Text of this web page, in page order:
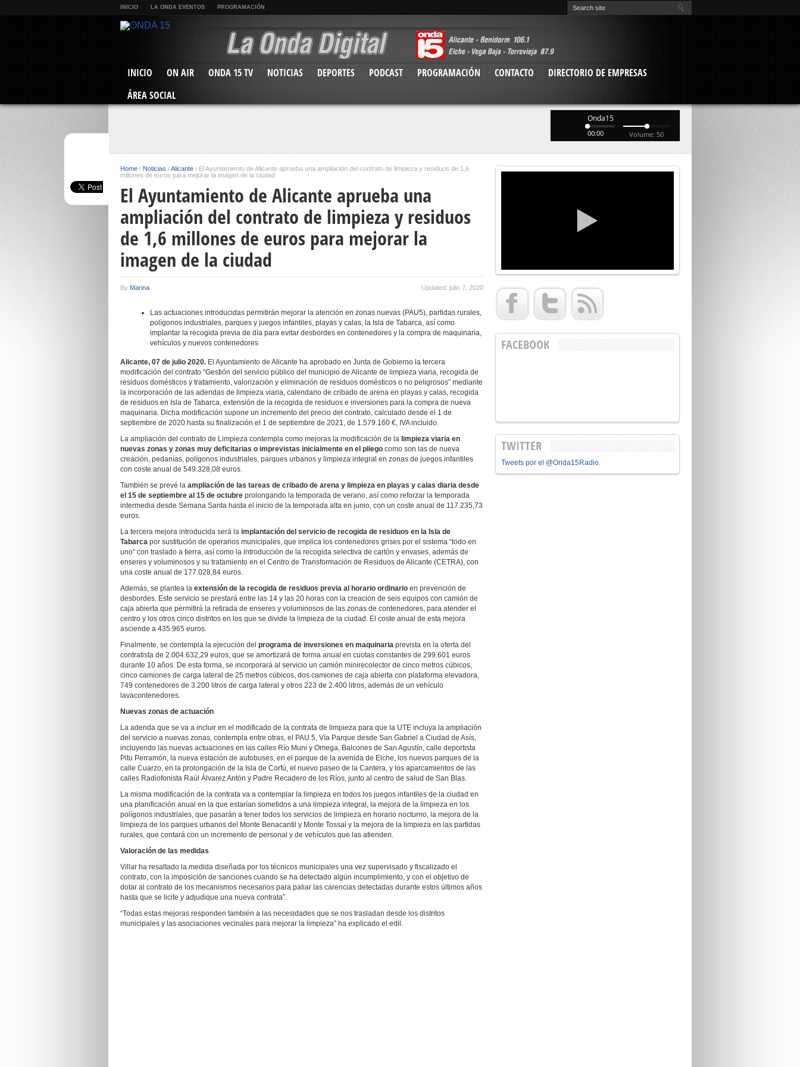
INICIO LA ONDA EVENTOS PROGRAMACIÓN
INICIO ON AIR ONDA 15 TV NOTICIAS DEPORTES PODCAST PROGRAMACIÓN CONTACTO
DIRECTORIO DE EMPRESAS
ÁREA SOCIAL
Onda15
00:00 Volume: 50
Home / Noticias /Alicante / El Ayuntamiento de Alicante aprueba una ampliación del contrato de limpieza y residuos de 1,6
millones de euros para mejorar la imagen de la ciudad
El Ayuntamiento de Alicante aprueba una
ampliación del contrato de limpieza y residuos
de 1,6 millones de euros para mejorar la
imagen de la ciudad
By Marina Updated: julio 7, 2020
Las actuaciones introducidas permitirán mejorar la atención en zonas nuevas (PAU5), partidas rurales,
polígonos industriales, parques y juegos infantiles, playas y calas, la Isla de Tabarca, así como
implantar la recogida previa de día para evitar desbordes en contenedores y la compra de maquinaria,
vehículos y nuevos contenedores
Alicante, 07 de julio 2020. El Ayuntamiento de Alicante ha aprobado en Junta de Gobierno la tercera
modificación del contrato “Gestión del servicio público del municipio de Alicante de limpieza viaria, recogida de
residuos domésticos y tratamiento, valorización y eliminación de residuos domésticos o no peligrosos” mediante
la incorporación de las adendas de limpieza viaria, calendario de cribado de arena en playas y calas, recogida
de residuos en Isla de Tabarca, extensión de la recogida de residuos e inversiones para la compra de nueva
maquinaria. Dicha modificación supone un incremento del precio del contrato, calculado desde el 1 de
septiembre de 2020 hasta su finalización el 1 de septiembre de 2021, de 1.579.160 €, IVA incluido.
La ampliación del contrato de Limpieza contempla como mejoras la modificación de la limpieza viaria en
nuevas zonas y zonas muy deficitarias o imprevistas inicialmente en el pliego como son las de nueva
creación, pedanías, polígonos industriales, parques urbanos y limpieza integral en zonas de juegos infantiles
con coste anual de 549.328,08 euros.
También se prevé la ampliación de las tareas de cribado de arena y limpieza en playas y calas diaria desde
el 15 de septiembre al 15 de octubre prolongando la temporada de verano, así como reforzar la temporada
intermedia desde Semana Santa hasta el inicio de la temporada alta en junio, con un coste anual de 117.235,73
euros.
La tercera mejora introducida será la implantación del servicio de recogida de residuos en la Isla de
Tabarca por sustitución de operarios municipales, que implica los contenedores grises por el sistema “todo en
uno” con traslado a tierra, así como la introducción de la recogida selectiva de cartón y envases, además de
enseres y voluminosos y su tratamiento en el Centro de Transformación de Residuos de Alicante (CETRA), con
una coste anual de 177.028,84 euros.
Además, se plantea la extensión de la recogida de residuos previa al horario ordinario en prevención de
desbordes. Este servicio se prestará entre las 14 y las 20 horas con la creación de seis equipos con camión de
caja abierta que permitirá la retirada de enseres y voluminosos de las zonas de contenedores, para atender el
centro y los otros cinco distritos en los que se divide la limpieza de la ciudad. El coste anual de esta mejora
asciende a 435.965 euros.
Finalmente, se contempla la ejecución del programa de inversiones en maquinaria prevista en la oferta del
contratista de 2.004.632,29 euros, que se amortizará de forma anual en cuotas constantes de 299.601 euros
durante 10 años. De esta forma, se incorporará al servicio un camión minirecolector de cinco metros cúbicos,
cinco camiones de carga lateral de 25 metros cúbicos, dos camiones de caja abierta con plataforma elevadora,
749 contenedores de 3.200 litros de carga lateral y otros 223 de 2.400 litros, además de un vehículo
lavacontenedores.
Nuevas zonas de actuación
La adenda que se va a incluir en el modificado de la contrata de limpieza para que la UTE incluya la ampliación
del servicio a nuevas zonas, contempla entre otras, el PAU 5, Vía Parque desde San Gabriel a Ciudad de Asís,
incluyendo las nuevas actuaciones en las calles Río Muni y Omega, Balcones de San Agustín, calle deportista
Pitu Perramón, la nueva estación de autobuses, en el parque de la avenida de Elche, los nuevos parques de la
calle Cuarzo, en la prolongación de la Isla de Corfú, el nuevo paseo de la Cantera, y los aparcamientos de las
calles Radiofonista Raúl Álvarez Antón y Padre Recadero de los Ríos, junto al centro de salud de San Blas.
La misma modificación de la contrata va a contemplar la limpieza en todos los juegos infantiles de la ciudad en
una planificación anual en la que estarían sometidos a una limpieza integral, la mejora de la limpieza en los
polígonos industriales, que pasarán a tener todos los servicios de limpieza en horario nocturno, la mejora de la
limpieza de los parques urbanos del Monte Benacantil y Monte Tossal y la mejora de la limpieza en las partidas
rurales, que contará con un incremento de personal y de vehículos que las atienden.
Valoración de las medidas
Villar ha resaltado la medida diseñada por los técnicos municipales una vez supervisado y fiscalizado el
contrato, con la imposición de sanciones cuando se ha detectado algún incumplimiento, y con el objetivo de
dotar al contrato de los mecanismos necesarios para paliar las carencias detectadas durante estos últimos años
hasta que se licite y adjudique una nueva contrata”.
“Todas estas mejoras responden también a las necesidades que se nos trasladan desde los distritos
municipales y las asociaciones vecinales para mejorar la limpieza” ha explicado el edil.
FACEBOOK
TWITTER
Tweets por el @Onda15Radio.